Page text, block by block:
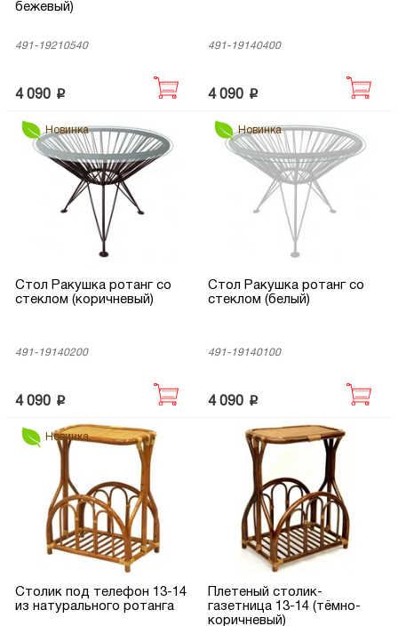
бежевый)
491-19210540
4 090 p
491-19140400
4 090 p
Новинка
Стол Ракушка ротанг со
стеклом (коричневый)
491-19140200
4 090 p
Новинка
Стол Ракушка ротанг со
стеклом (белый)
491-19140100
4 090 p
Новинка
Столик под телефон 13-14
из натурального ротанга
Плетеный столик-
газетница 13-14 (тёмно-
коричневый)